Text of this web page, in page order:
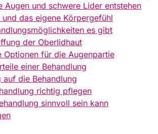
Augen und schwere Lider entstehen
und das eigene Körpergefühl
es gibt
der Oberlidhaut
Optionen für die Augenpartie
einer Behandlung
auf die Behandlung
richtig pflegen
sinnvoll sein kann